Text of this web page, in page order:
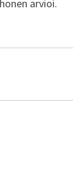
arvioi.